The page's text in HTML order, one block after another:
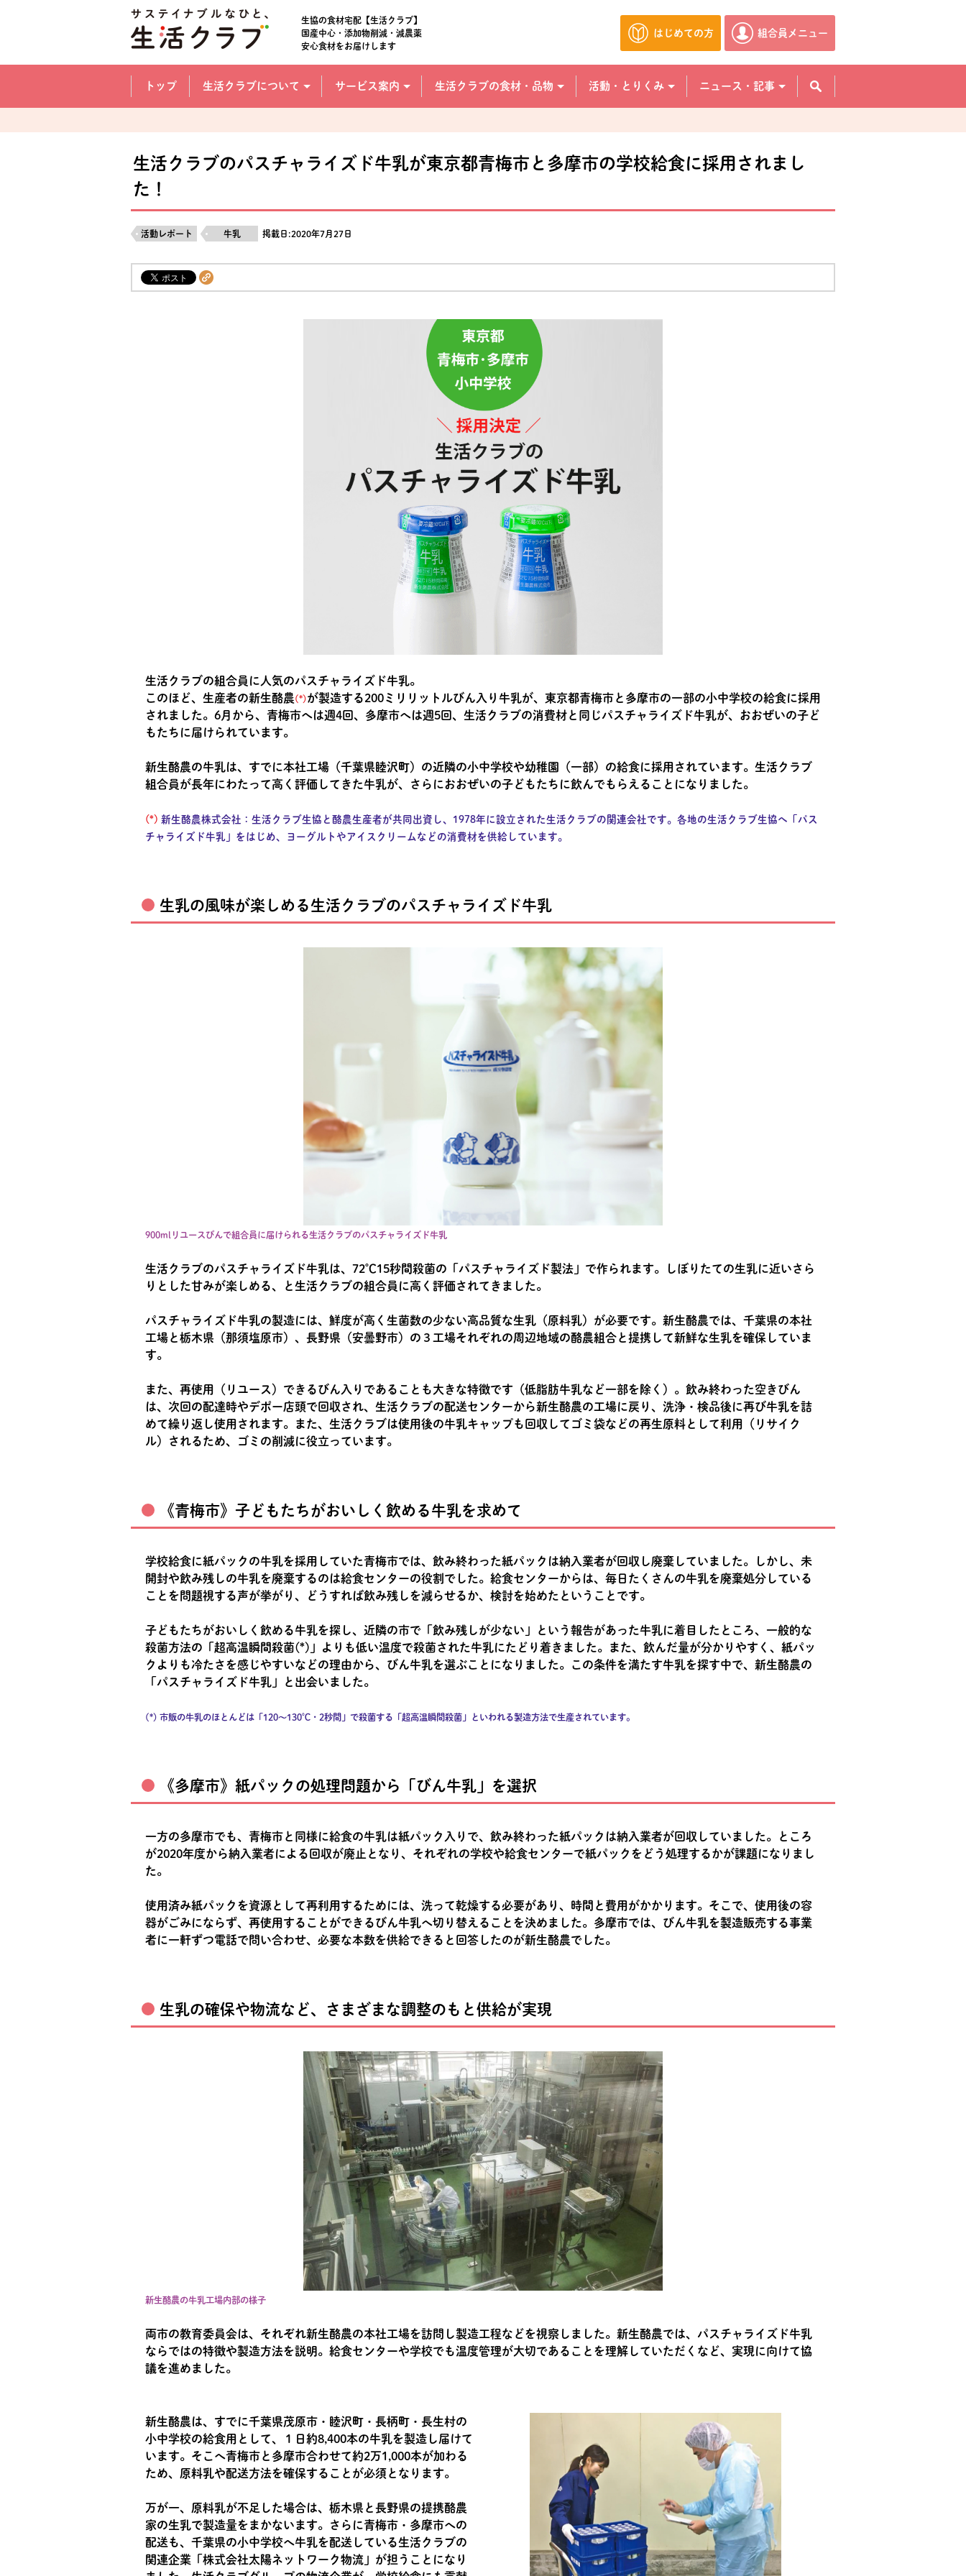
生協の食材宅配【生活クラブ】
国産中心・添加物削減・減農薬
安心食材をお届けします
はじめての方
別のウィンドウで開きます。
組合員メニュー
別のウィンドウで開きます。
ここからサイト内共通メニューです。
サイト内共通メニューをスキップする
トップ 生活クラブについて サービス案内 生活クラブの食材・品物 活動・とりくみ ニュース・記事
生活クラブのパスチャライズド牛乳が東京都青梅市と多摩市の学校給食に採用されまし
た！
活動レポート 牛乳 掲載日:2020年7月27日
生活クラブの組合員に人気のパスチャライズド牛乳。
このほど、生産者の新生酪農(*)が製造する200ミリリットルびん入り牛乳が、東京都青梅市と多摩市の一部の小中学校の給食に採用
されました。6月から、青梅市へは週4回、多摩市へは週5回、生活クラブの消費材と同じパスチャライズド牛乳が、おおぜいの子ど
もたちに届けられています。
新生酪農の牛乳は、すでに本社工場（千葉県睦沢町）の近隣の小中学校や幼稚園（一部）の給食に採用されています。生活クラブ
組合員が長年にわたって高く評価してきた牛乳が、さらにおおぜいの子どもたちに飲んでもらえることになりました。
(*) 新生酪農株式会社：生活クラブ生協と酪農生産者が共同出資し、1978年に設立された生活クラブの関連会社です。各地の生活クラブ生協へ「パス
チャライズド牛乳」をはじめ、ヨーグルトやアイスクリームなどの消費材を供給しています。
生乳の風味が楽しめる生活クラブのパスチャライズド牛乳
900mlリユースびんで組合員に届けられる生活クラブのパスチャライズド牛乳
生活クラブのパスチャライズド牛乳は、72℃15秒間殺菌の「パスチャライズド製法」で作られます。しぼりたての生乳に近いさら
りとした甘みが楽しめる、と生活クラブの組合員に高く評価されてきました。
パスチャライズド牛乳の製造には、鮮度が高く生菌数の少ない高品質な生乳（原料乳）が必要です。新生酪農では、千葉県の本社
工場と栃木県（那須塩原市）、長野県（安曇野市）の３工場それぞれの周辺地域の酪農組合と提携して新鮮な生乳を確保していま
す。
また、再使用（リユース）できるびん入りであることも大きな特徴です（低脂肪牛乳など一部を除く）。飲み終わった空きびん
は、次回の配達時やデポー店頭で回収され、生活クラブの配送センターから新生酪農の工場に戻り、洗浄・検品後に再び牛乳を詰
めて繰り返し使用されます。また、生活クラブは使用後の牛乳キャップも回収してゴミ袋などの再生原料として利用（リサイク
ル）されるため、ゴミの削減に役立っています。
《青梅市》子どもたちがおいしく飲める牛乳を求めて
学校給食に紙パックの牛乳を採用していた青梅市では、飲み終わった紙パックは納入業者が回収し廃棄していました。しかし、未
開封や飲み残しの牛乳を廃棄するのは給食センターの役割でした。給食センターからは、毎日たくさんの牛乳を廃棄処分している
ことを問題視する声が挙がり、どうすれば飲み残しを減らせるか、検討を始めたということです。
子どもたちがおいしく飲める牛乳を探し、近隣の市で「飲み残しが少ない」という報告があった牛乳に着目したところ、一般的な
殺菌方法の「超高温瞬間殺菌(*)」よりも低い温度で殺菌された牛乳にたどり着きました。また、飲んだ量が分かりやすく、紙パッ
クよりも冷たさを感じやすいなどの理由から、びん牛乳を選ぶことになりました。この条件を満たす牛乳を探す中で、新生酪農の
「パスチャライズド牛乳」と出会いました。
(*) 市販の牛乳のほとんどは「120～130℃・2秒間」で殺菌する「超高温瞬間殺菌」といわれる製造方法で生産されています。
《多摩市》紙パックの処理問題から「びん牛乳」を選択
一方の多摩市でも、青梅市と同様に給食の牛乳は紙パック入りで、飲み終わった紙パックは納入業者が回収していました。ところ
が2020年度から納入業者による回収が廃止となり、それぞれの学校や給食センターで紙パックをどう処理するかが課題になりまし
た。
使用済み紙パックを資源として再利用するためには、洗って乾燥する必要があり、時間と費用がかかります。そこで、使用後の容
器がごみにならず、再使用することができるびん牛乳へ切り替えることを決めました。多摩市では、びん牛乳を製造販売する事業
者に一軒ずつ電話で問い合わせ、必要な本数を供給できると回答したのが新生酪農でした。
生乳の確保や物流など、さまざまな調整のもと供給が実現
新生酪農の牛乳工場内部の様子
両市の教育委員会は、それぞれ新生酪農の本社工場を訪問し製造工程などを視察しました。新生酪農では、パスチャライズド牛乳
ならではの特徴や製造方法を説明。給食センターや学校でも温度管理が大切であることを理解していただくなど、実現に向けて協
議を進めました。
新生酪農は、すでに千葉県茂原市・睦沢町・長柄町・長生村の
小中学校の給食用として、１日約8,400本の牛乳を製造し届けて
います。そこへ青梅市と多摩市合わせて約2万1,000本が加わる
ため、原料乳や配送方法を確保することが必須となります。
万が一、原料乳が不足した場合は、栃木県と長野県の提携酪農
家の生乳で製造量をまかないます。さらに青梅市・多摩市への
配送も、千葉県の小中学校へ牛乳を配送している生活クラブの
関連企業「株式会社太陽ネットワーク物流」が担うことになり